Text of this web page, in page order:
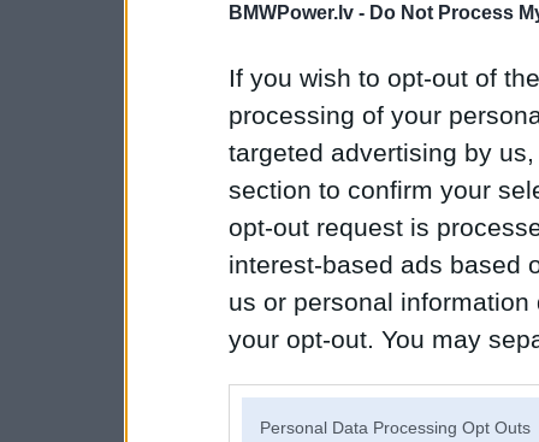
BMWPower.lv - Do Not Process
If you wish to opt-out of
processing of your
targeted advertising by
section to confirm your
opt-out request is
interest-based ads based
us or personal
your opt-out. You may
Personal Data Processing Opt Outs